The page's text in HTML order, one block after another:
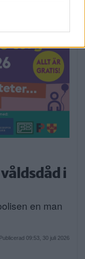
in below Google
i
en man
Publicerad 09:53, 30 juli 2026